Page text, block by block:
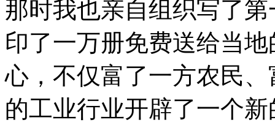
那时我也亲自组织写了
印了一万册免费送给当
心，不仅富了一方农民
的工业行业开辟了一个